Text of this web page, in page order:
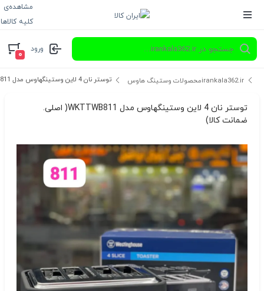
مشاهده‌ی
کلیه کالاها
ورود
۰
irankala362.irمحصولات وستینگ هاوس توستر نان 4 لاین وستینگهاوس مدل WKTTWB811( اصلی. ضمانت کالا)
توستر نان 4 لاین وستینگهاوس مدل WKTTWB811( اصلی.
ضمانت کالا)